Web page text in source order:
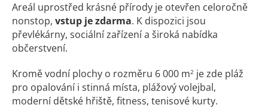
Areál uprostřed krásné přírody je otevřen celoročně
nonstop, vstup je zdarma. K dispozici jsou
převlékárny, sociální zařízení a široká nabídka
občerstvení.
Kromě vodní plochy o rozměru 6 000 m2 je zde pláž
pro opalování i stinná místa, plážový volejbal,
moderní dětské hřiště, fitness, tenisové kurty.